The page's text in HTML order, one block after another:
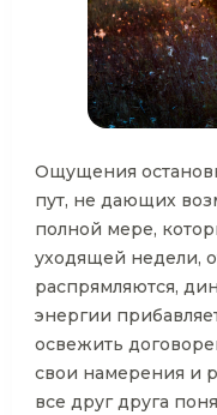
Ощущения
пут, не дающих
полной мере,
уходящей недели,
распрямляются,
энергии
освежить
свои намерения и
все друг друга